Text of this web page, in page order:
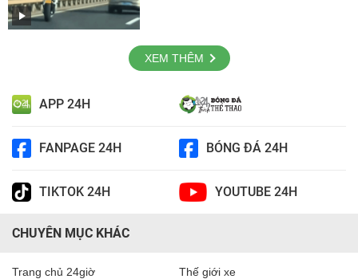
XEM THÊM
APP 24H
FANPAGE 24H BÓNG ĐÁ 24H
TIKTOK 24H YOUTUBE 24H
CHUYÊN MỤC KHÁC
Trang chủ 24giờ Thế giới xe